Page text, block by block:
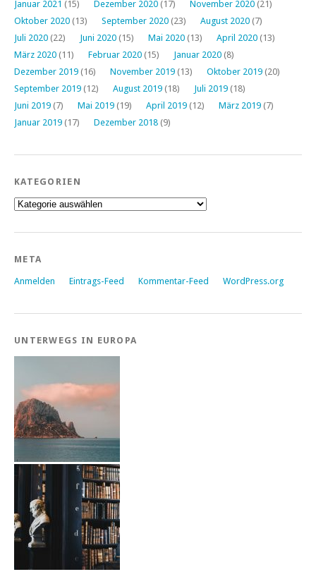
Januar 2021 (15) Dezember 2020 (17) November 2020 (21)
Oktober 2020 (13) September 2020 (23) August 2020 (7)
Juli 2020 (22) Juni 2020 (15) Mai 2020 (13) April 2020 (13)
März 2020 (11) Februar 2020 (15) Januar 2020 (8)
Dezember 2019 (16) November 2019 (13) Oktober 2019 (20)
September 2019 (12) August 2019 (18) Juli 2019 (18)
Juni 2019 (7) Mai 2019 (19) April 2019 (12) März 2019 (7)
Januar 2019 (17) Dezember 2018 (9)
KATEGORIEN
Kategorien
META
Anmelden Eintrags-Feed Kommentar-Feed WordPress.org
UNTERWEGS IN EUROPA